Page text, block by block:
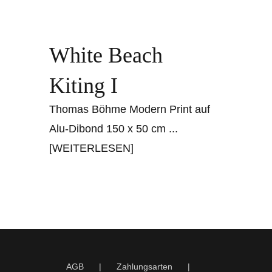
White Beach
Kiting I
Thomas Böhme Modern Print auf
Alu-Dibond 150 x 50 cm ...
[WEITERLESEN]
AGB Zahlungsarten